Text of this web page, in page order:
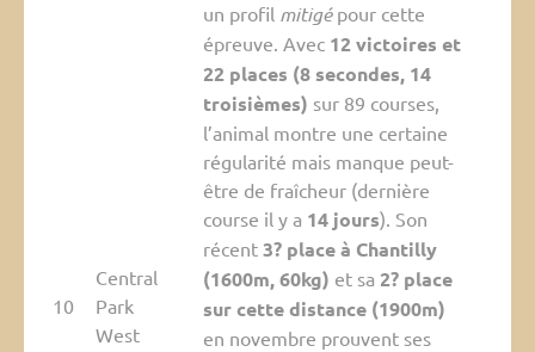
10
Central
Park
West
un profil mitigépour cette
épreuve. Avec 12 victoires et
22 places (8 secondes, 14
troisièmes) sur 89 courses,
l’animal montre une certaine
régularité mais manque peut-
être de fraîcheur (dernière
course il y a 14 jours). Son
récent 3? place à Chantilly
(1600m, 60kg) et sa 2? place
sur cette distance (1900m)
en novembre prouvent ses